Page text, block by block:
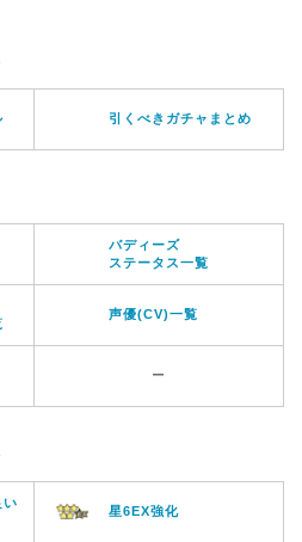
引くべきガチャまとめ
バディーズ
ステータス一覧
声優(CV)一覧
ー
い
星6EX強化